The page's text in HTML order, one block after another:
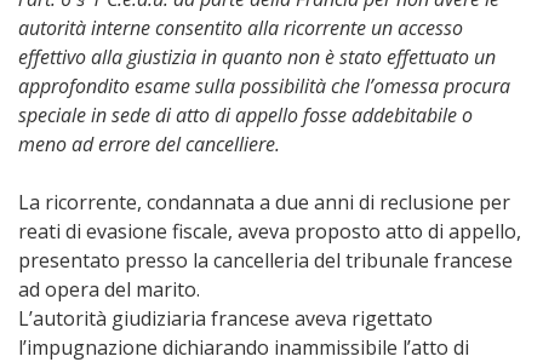
autorità interne consentito alla ricorrente un accesso
effettivo alla giustizia in quanto non è stato effettuato un
approfondito esame sulla possibilità che l’omessa procura
speciale in sede di atto di appello fosse addebitabile o
meno ad errore del cancelliere.
La ricorrente, condannata a due anni di reclusione per
reati di evasione fiscale, aveva proposto atto di appello,
presentato presso la cancelleria del tribunale francese
ad opera del marito.
L’autorità giudiziaria francese aveva rigettato
l’impugnazione dichiarando inammissibile l’atto di